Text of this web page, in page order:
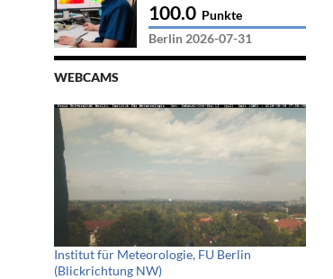
100.0 Punkte
Berlin 2026-07-31
WEBCAMS
Institut für Meteorologie, FU Berlin
(Blickrichtung NW)